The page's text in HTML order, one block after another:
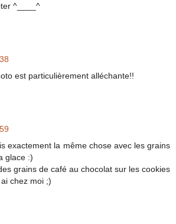
^____^
est particulièrement alléchante!!
exactement la même chose avec les grains
glace :)
grains de café au chocolat sur les cookies
chez moi ;)